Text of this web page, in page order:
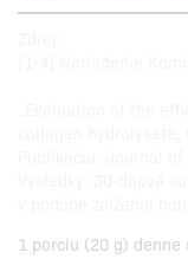
1 porciu (20 g) denne